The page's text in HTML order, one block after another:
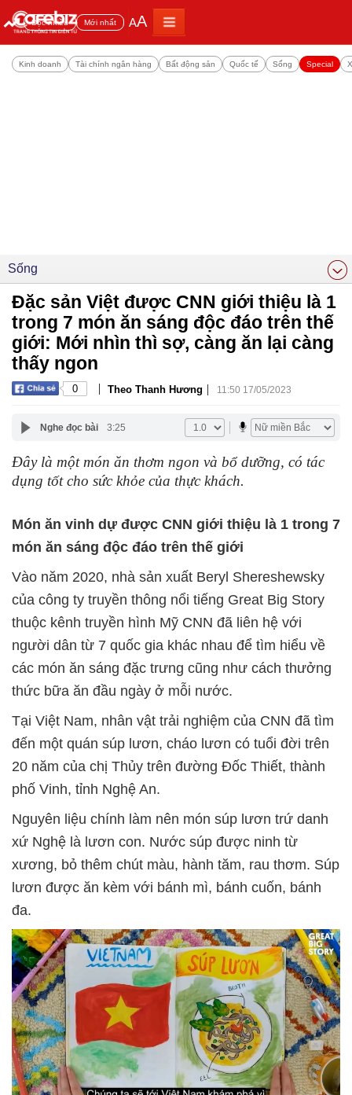
Đọc nhiều Mới nhất AA
Kinh doanh Tài chính ngân hàng Bất động sản Quốc tế Sống Special
Sống
Đặc sản Việt được CNN giới thiệu là 1
trong 7 món ăn sáng độc đáo trên thế
giới: Mới nhìn thì sợ, càng ăn lại càng
thấy ngon
0 | Theo Thanh Hương | 11:50 17/05/2023
Nghe đọc bài 3:25
Đây là một món ăn thơm ngon và bổ dưỡng, có tác
dụng tốt cho sức khỏe của thực khách.
Món ăn vinh dự được CNN giới thiệu là 1 trong 7
món ăn sáng độc đáo trên thế giới
Vào năm 2020, nhà sản xuất Beryl Shereshewsky
của công ty truyền thông nổi tiếng Great Big Story
thuộc kênh truyền hình Mỹ CNN đã liên hệ với
người dân từ 7 quốc gia khác nhau để tìm hiểu về
các món ăn sáng đặc trưng cũng như cách thưởng
thức bữa ăn đầu ngày ở mỗi nước.
Tại Việt Nam, nhân vật trải nghiệm của CNN đã tìm
đến một quán súp lươn, cháo lươn có tuổi đời trên
20 năm của chị Thủy trên đường Đốc Thiết, thành
phố Vinh, tỉnh Nghệ An.
Nguyên liệu chính làm nên món súp lươn trứ danh
xứ Nghệ là lươn con. Nước súp được ninh từ
xương, bỏ thêm chút màu, hành tăm, rau thơm. Súp
lươn được ăn kèm với bánh mì, bánh cuốn, bánh
đa.